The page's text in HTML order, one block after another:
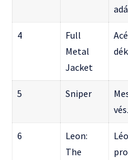
4
Full
Metal
Jacket
dék
5 Sniper
6
Leon:
The